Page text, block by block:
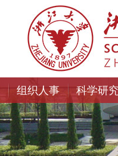
组织人事 科学研